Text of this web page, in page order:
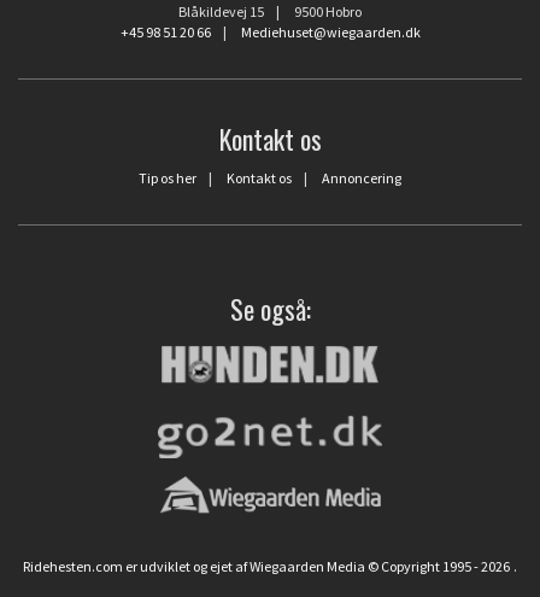
Blåkildevej 15 | 9500 Hobro
+45 98 51 20 66| Mediehuset@wiegaarden.dk
Kontakt os
Tip os her | Kontakt os | Annoncering
Se også:
Ridehesten.com er udviklet og ejet af Wiegaarden Media © Copyright 1995 - 2026 .